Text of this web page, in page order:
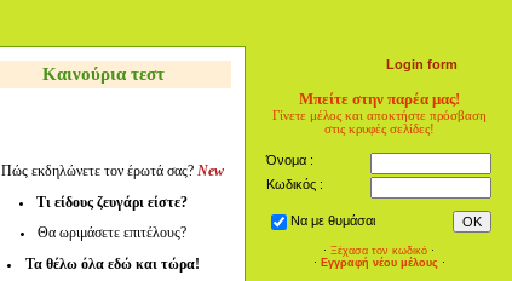
Καινούρια τεστ
Πώς εκδηλώνετε τον έρωτά σας? New
Τι είδους ζευγάρι είστε?
Θα ωριμάσετε επιτέλους?
Τα θέλω όλα εδώ και τώρα!
Login form
Μπείτε στην παρέα μας!
Γίνετε μέλος και αποκτήστε πρόσβαση
στις κρυφές σελίδες!
Όνομα :
Κωδικός :
Να με θυμάσαι
· Ξέχασα τον κωδικό ·
· Εγγραφή νέου μέλους ·